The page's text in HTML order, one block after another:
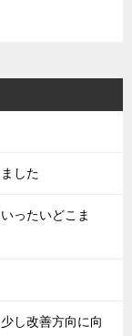
した
ったいどこま
し改善方向に向